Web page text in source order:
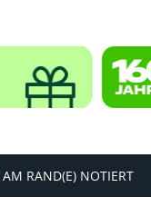
AM RAND(E) NOTIERT